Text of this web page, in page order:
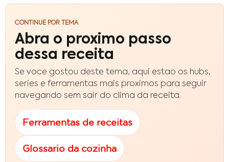
CONTINUE POR TEMA
Abra o proximo passo
dessa receita
Se voce gostou deste tema, aqui estao os hubs,
series e ferramentas mais proximos para seguir
navegando sem sair do clima da receita.
Ferramentas de receitas
Glossario da cozinha